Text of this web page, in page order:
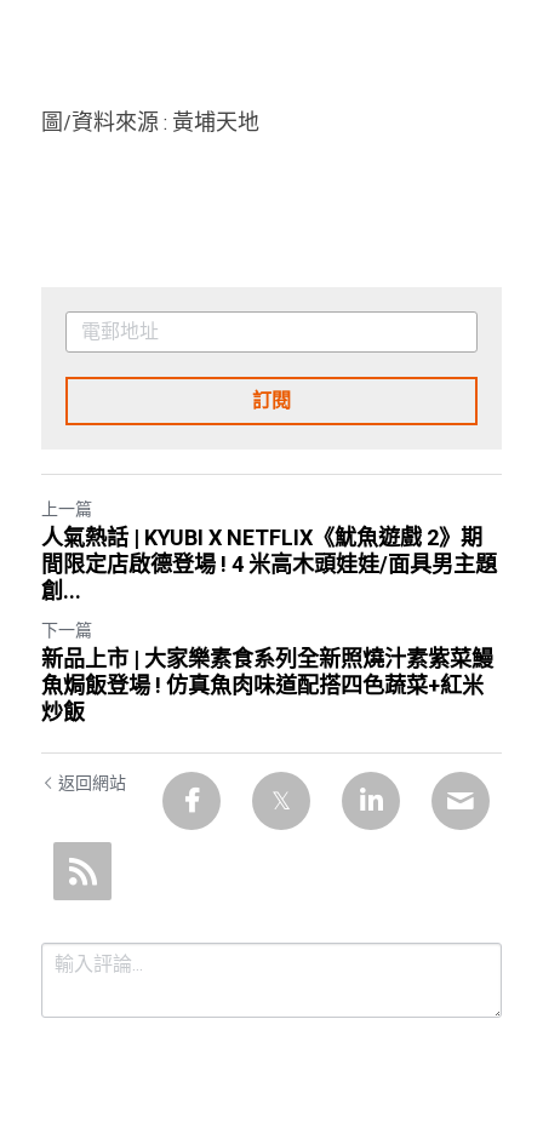
圖/資料來源 : 黃埔天地
訂閱
上一篇
人氣熱話 | KYUBI X NETFLIX《魷魚遊戲 2》期
間限定店啟德登場 ! 4 米高木頭娃娃/面具男主題
創...
下一篇
新品上市 | 大家樂素食系列全新照燒汁素紫菜鰻
魚焗飯登場 ! 仿真魚肉味道配搭四色蔬菜+紅米
炒飯
返回網站